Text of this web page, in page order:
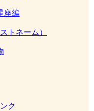
座編
トネーム）
ク